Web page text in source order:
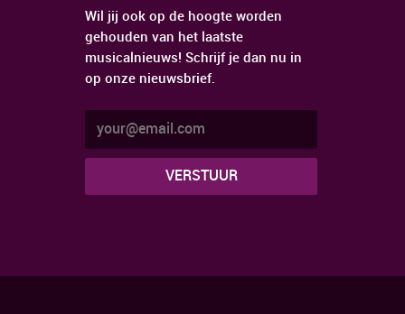
Wil jij ook op de hoogte worden
gehouden van het laatste
musicalnieuws! Schrijf je dan nu in
op onze nieuwsbrief.